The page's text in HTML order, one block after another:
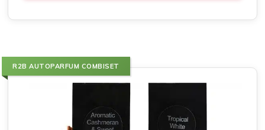
R2B AUTOPARFUM COMBISET